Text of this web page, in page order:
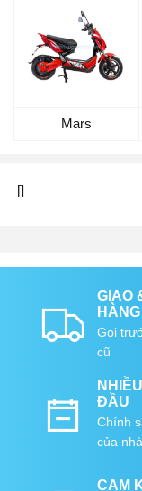
Mars
[]
GIAO
Gọi
cũ
ĐẦU
Chính
của
CAM